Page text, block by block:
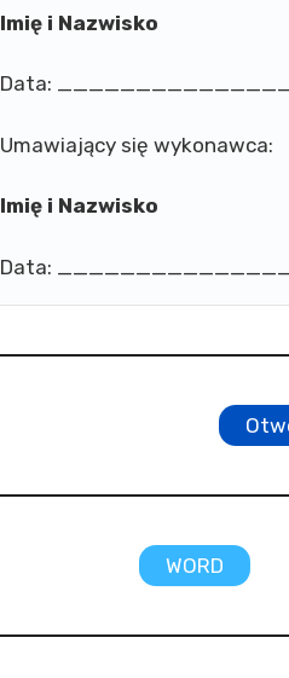
Imię i Nazwisko
Data:
Umawiający się wykonawca:
Imię i Nazwisko
Data:
WORD